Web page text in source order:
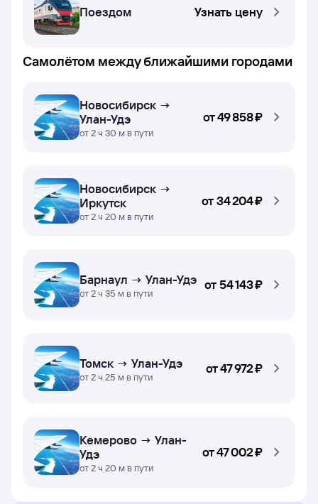
Поездом Узнать цену
Самолётом между ближайшими городами
Новосибирск →
Улан-Удэ
от 2 ч 30 м в пути
от49 ⁠858 ⁠₽
Новосибирск →
Иркутск
от 2 ч 20 м в пути
от34 ⁠204 ⁠₽
Барнаул → Улан-Удэ
от 2 ч 35 м в пути
от 54 ⁠143 ⁠₽
Томск → Улан-Удэ
от 2 ч 25 м в пути
от47 ⁠972 ⁠₽
Кемерово → Улан-
Удэ
от 2 ч 20 м в пути
от47 ⁠002 ⁠₽